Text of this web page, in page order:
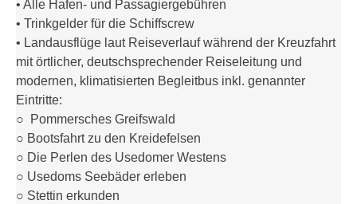
• Alle Hafen- und Passagiergebühren
• Trinkgelder für die Schiffscrew
• Landausflüge laut Reiseverlauf während der Kreuzfahrt
mit örtlicher, deutschsprechender Reiseleitung und
modernen, klimatisierten Begleitbus inkl. genannter
Eintritte:
○ Pommersches Greifswald
○ Bootsfahrt zu den Kreidefelsen
○ Die Perlen des Usedomer Westens
○ Usedoms Seebäder erleben
○ Stettin erkunden